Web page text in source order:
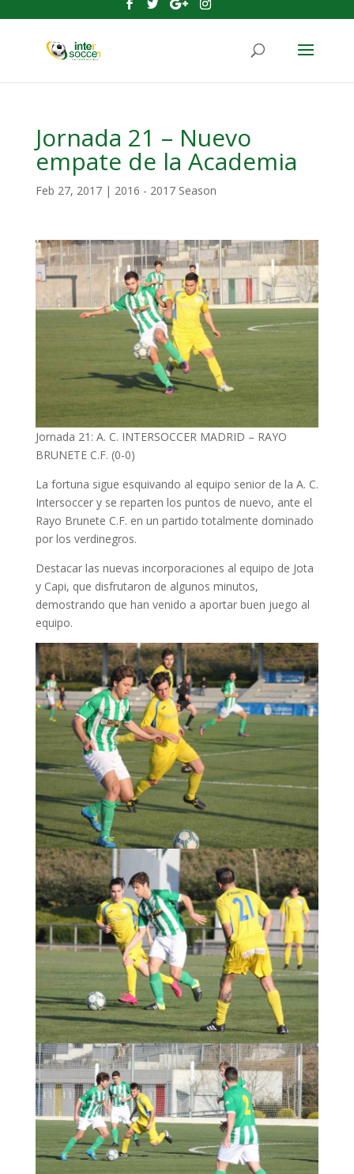
Jornada 21 – Nuevo
empate de la Academia
Feb 27, 2017| 2016 - 2017 Season
Jornada 21: A. C. INTERSOCCER MADRID – RAYO
BRUNETE C.F. (0-0)
La fortuna sigue esquivando al equipo senior de la A. C.
Intersoccer y se reparten los puntos de nuevo, ante el
Rayo Brunete C.F. en un partido totalmente dominado
por los verdinegros.
Destacar las nuevas incorporaciones al equipo de Jota
y Capi, que disfrutaron de algunos minutos,
demostrando que han venido a aportar buen juego al
equipo.